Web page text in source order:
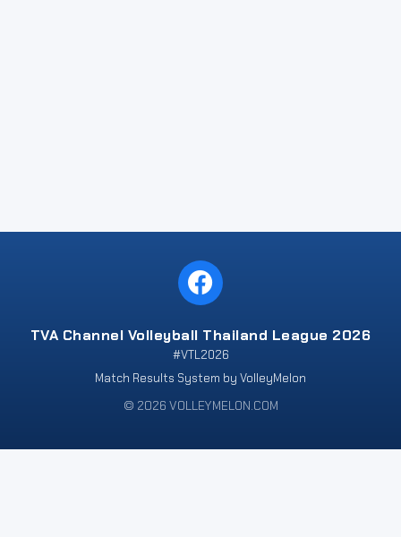
TVA Channel Volleyball Thailand League 2026
#VTL2026
Match Results System by VolleyMelon
© 2026 VOLLEYMELON.COM